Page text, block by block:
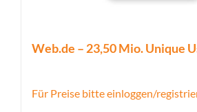
Web.de – 23,50 Mio. Unique
Für Preise bitte einloggen/